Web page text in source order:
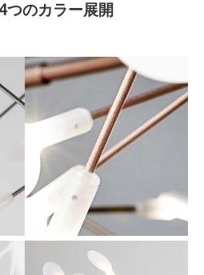
つのカラー展開